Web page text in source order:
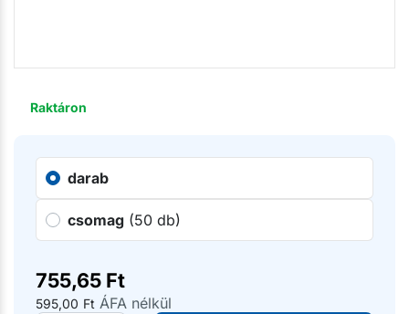
Raktáron
darab
csomag (50 db)
755,65 Ft
595,00 Ft ÁFA nélkül